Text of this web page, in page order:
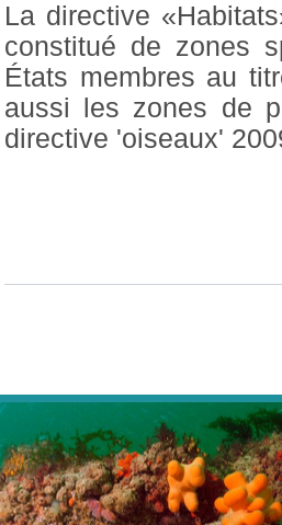
La directive
constitué de zones
États membres au
aussi les zones de
directive 'oiseaux'